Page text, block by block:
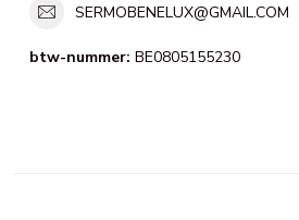
SERMOBENELUX@GMAIL.COM
btw-nummer: BE0805155230